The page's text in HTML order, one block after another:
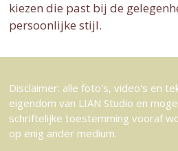
kiezen die past bij de
persoonlijke stijl.
Disclaimer: alle foto's, video's en
eigendom van LIAN Studio en
schriftelijke toestemming vooraf
op enig ander medium.